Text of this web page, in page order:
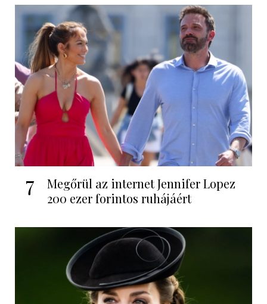
7
Megőrül az internet Jennifer Lopez
200 ezer forintos ruhájáért